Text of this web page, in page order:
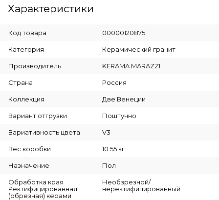
Характеристики
Код товара 00000120875
Категория Керамический гранит
Производитель KERAMA MARAZZI
Страна Россия
Коллекция Две Венеции
Вариант отгрузки Поштучно
Вариативность цвета V3
Вес коробки 10.55 кг
Назначение Пол
Обработка края
Ректифицированная
(обрезная) керами
Необзрезной/
неректифицированный